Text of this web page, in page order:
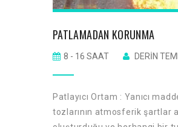
PATLAMADAN KORUNMA
8 - 16 SAAT DERIN
Patlayıcı Ortam : Yanıcı
tozlarının atmosferik şartlar